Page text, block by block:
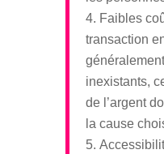
Faibles
transaction
inexistants,
de l’argent
la cause